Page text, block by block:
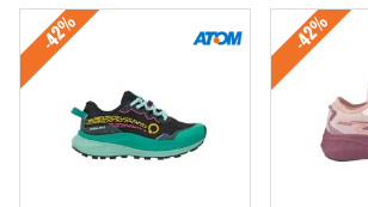
-42% -42%